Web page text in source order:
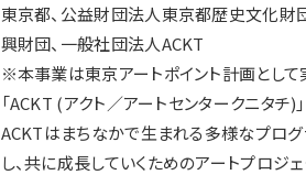
東京都、公益財団法⼈東京都歴史⽂化財
興財団、⼀般社団法⼈ACKT
※本事業は東京アートポイント計画として
「ACKT (アクト／アートセンタークニタチ)｣
ACKTはまちなかで⽣まれる多様なプログ
し、共に成⻑していくためのアートプロジェ